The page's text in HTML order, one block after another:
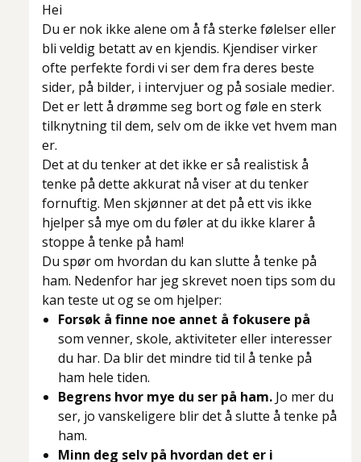
Hei
Du er nok ikke alene om å få sterke følelser eller
bli veldig betatt av en kjendis. Kjendiser virker
ofte perfekte fordi vi ser dem fra deres beste
sider, på bilder, i intervjuer og på sosiale medier.
Det er lett å drømme seg bort og føle en sterk
tilknytning til dem, selv om de ikke vet hvem man
er.
Det at du tenker at det ikke er så realistisk å
tenke på dette akkurat nå viser at du tenker
fornuftig. Men skjønner at det på ett vis ikke
hjelper så mye om du føler at du ikke klarer å
stoppe å tenke på ham!
Du spør om hvordan du kan slutte å tenke på
ham. Nedenfor har jeg skrevet noen tips som du
kan teste ut og se om hjelper:
Forsøk å finne noe annet å fokusere på
som venner, skole, aktiviteter eller interesser
du har. Da blir det mindre tid til å tenke på
ham hele tiden.
Begrens hvor mye du ser på ham. Jo mer du
ser, jo vanskeligere blir det å slutte å tenke på
ham.
Minn deg selv på hvordan det er i